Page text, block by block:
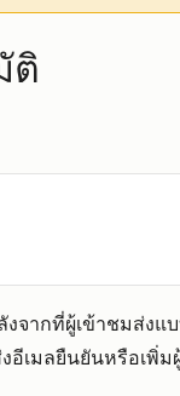
ติ
จากที่ผู้เข้าชมส่งแ
เมลยืนยันหรือเพิ่ม